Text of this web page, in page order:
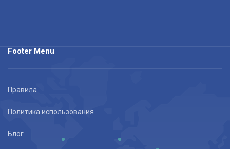
Footer Menu
Правила
Политика использования
Блог